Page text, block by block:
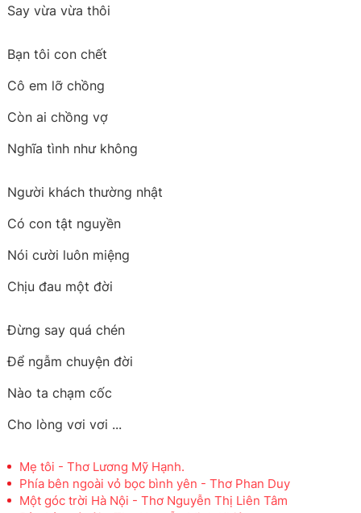
Say vừa vừa thôi
Bạn tôi con chết
Cô em lỡ chồng
Còn ai chồng vợ
Nghĩa tình như không
Người khách thường nhật
Có con tật nguyền
Nói cười luôn miệng
Chịu đau một đời
Đừng say quá chén
Để ngẫm chuyện đời
Nào ta chạm cốc
Cho lòng vơi vơi ...
Mẹ tôi - Thơ Lương Mỹ Hạnh.
Phía bên ngoài vỏ bọc bình yên - Thơ Phan Duy
Một góc trời Hà Nội - Thơ Nguyễn Thị Liên Tâm